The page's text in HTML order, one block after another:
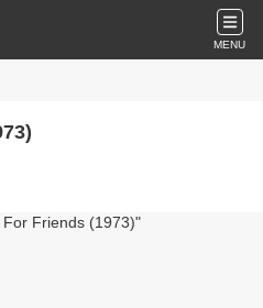
MENU